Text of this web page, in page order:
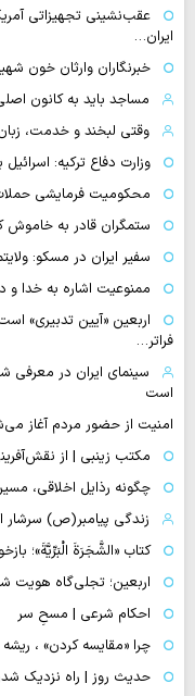
عقب‌نشینی تجهیزاتی
ایران…
خبرنگاران وارثان خون
مساجد باید به کانون
وقتی لبخند و خدمت،
وزارت دفاع ترکیه:
محکومیت فرمایشی
ستمگران قادر به
سفیر ایران در مسکو:
ممنوعیت اشاره به خدا و
اربعین «آیین تدبیری»
فراتر…
سینمای ایران در
است
امنیت از حضور مردم آغاز
مکتب زینبی | از
چگونه رذایل اخلاقی،
زندگی پیامبر(ص)
کتاب «الشَّجَرَةَ الْبَرِّیَّةَ»؛
اربعین؛ تجلی‌گاه هویت
احکام شرعی | مسحِ سر
چرا «مقایسه کردن» ،
حدیث روز | راه نزدیک